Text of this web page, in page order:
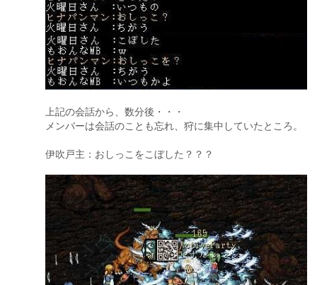
上記の会話から、数分後・・・
メンバーは会話のことも忘れ、狩に集中していたところ。
伊吹戸主：おしっこをこぼした？？？